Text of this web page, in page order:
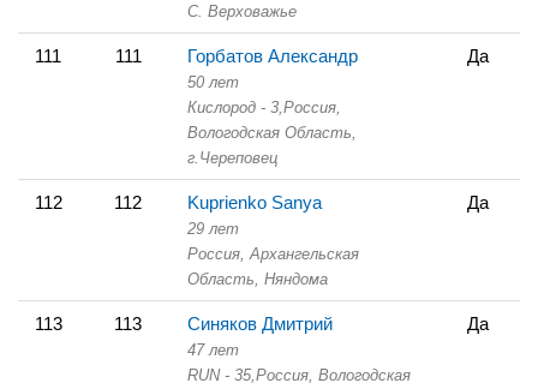
С. Верховажье
111 111 Горбатов Александр
50 лет
Кислород - 3, Россия,
Вологодская Область,
г.Череповец
Да
112 112 Kuprienko Sanya
29 лет
Россия, Архангельская
Область, Няндома
Да
113 113 Синяков Дмитрий
47 лет
RUN - 35, Россия, Вологодская
Да